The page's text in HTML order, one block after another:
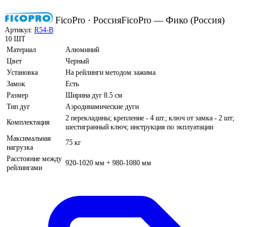
FicoPro · РоссияFicoPro — Фико (Россия)
Артикул: R54-B
10 ШТ
Материал
Алюминий
Цвет
Черный
Установка
На рейлинги методом зажима
Замок
Есть
Размер
Ширина дуг 8.5 см
Тип дуг
Аэродинамические дуги
Комплектация
2 перекладины; крепление - 4 шт.; ключ от замка - 2 шт;
шестигранный ключ; инструкция по экплуатации
Максимальная
нагрузка
75 кг
Расстояние между
рейлингами
920-1020 мм + 980-1080 мм